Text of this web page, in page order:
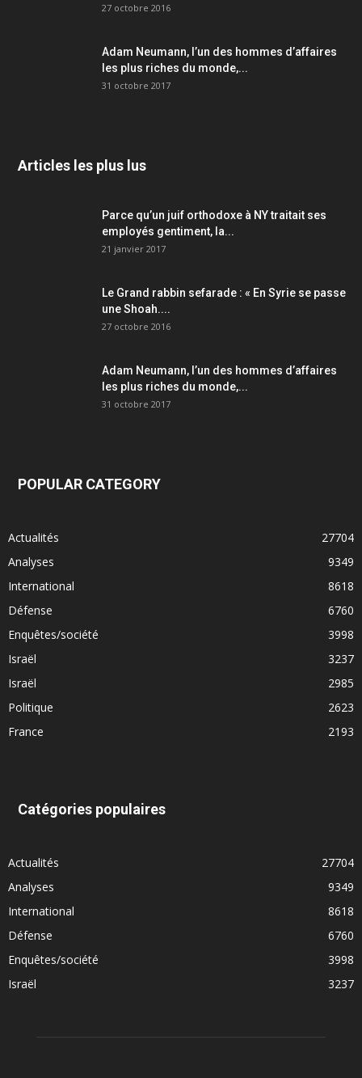
27 octobre 2016
Adam Neumann, l’un des hommes d’affaires
les plus riches du monde,...
31 octobre 2017
Articles les plus lus
Parce qu’un juif orthodoxe à NY traitait ses
employés gentiment, la...
21 janvier 2017
Le Grand rabbin sefarade : « En Syrie se passe
une Shoah....
27 octobre 2016
Adam Neumann, l’un des hommes d’affaires
les plus riches du monde,...
31 octobre 2017
POPULAR CATEGORY
Actualités
27704
Analyses
9349
International
8618
Défense
6760
Enquêtes/société
3998
Israël
3237
Israël
2985
Politique
2623
France
2193
Catégories populaires
Actualités
27704
Analyses
9349
International
8618
Défense
6760
Enquêtes/société
3998
Israël
3237